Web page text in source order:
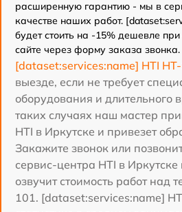
расширенную гарантию - мы в
качестве наших работ.
будет стоить на -15% дешевле
сайте через форму заказа звонка.
[dataset:services:name] HTI
выезде, если не требует
оборудования и длительного
таких случаях наш мастер
HTI в Иркутске и привезет
Закажите звонок или
сервис-центра HTI в Иркутске
озвучит стоимость работ над
101. [dataset:services:name]